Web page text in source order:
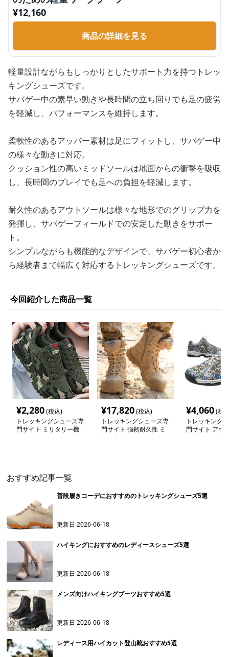
¥12,160
商品の詳細を見る
軽量設計ながらもしっかりとしたサポート力を持つトレッ
キングシューズです。
サバゲー中の素早い動きや長時間の立ち回りでも足の疲労
を軽減し、パフォーマンスを維持します。
柔軟性のあるアッパー素材は足にフィットし、サバゲー中
の様々な動きに対応。
クッション性の高いミッドソールは地面からの衝撃を吸収
し、長時間のプレイでも足への負担を軽減します。
耐久性のあるアウトソールは様々な地形でのグリップ力を
発揮し、サバゲーフィールドでの安定した動きをサポー
ト。
シンプルながらも機能的なデザインで、サバゲー初心者か
ら経験者まで幅広く対応するトレッキングシューズです。
今回紹介した商品一覧
¥2,280(税込)
トレッキングシューズ専
門サイト ミリタリー機
¥17,820(税込)
トレッキングシューズ専
門サイト 強靭耐久性 ミ
¥4,060(税
トレッキング
門サイト アウ
おすすめ記事一覧
普段履きコーデにおすすめのトレッキングシューズ5選
更新日2026-06-18
ハイキングにおすすめのレディースシューズ5選
更新日2026-06-18
メンズ向けハイキングブーツおすすめ5選
更新日2026-06-18
レディース用ハイカット登山靴おすすめ5選